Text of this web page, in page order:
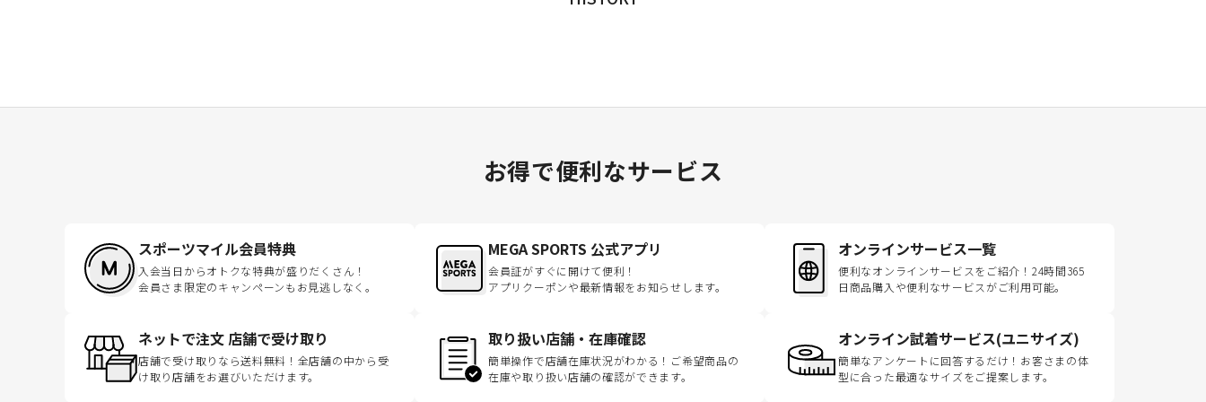
お得で便利なサービス
スポーツマイル会員特典
入会当日からオトクな特典が盛りだくさん！
会員さま限定のキャンペーンもお見逃しなく。
MEGA SPORTS 公式アプリ
会員証がすぐに開けて便利！
アプリクーポンや最新情報をお知らせします。
オンラインサービス一覧
便利なオンラインサービスをご紹介！24時間365
日商品購入や便利なサービスがご利用可能。
ネットで注文 店舗で受け取り
店舗で受け取りなら送料無料！全店舗の中から受
け取り店舗をお選びいただけます。
取り扱い店舗・在庫確認
簡単操作で店舗在庫状況がわかる！ご希望商品の
在庫や取り扱い店舗の確認ができます。
オンライン試着サービス(ユニサイズ)
簡単なアンケートに回答するだけ！お客さまの体
型に合った最適なサイズをご提案します。